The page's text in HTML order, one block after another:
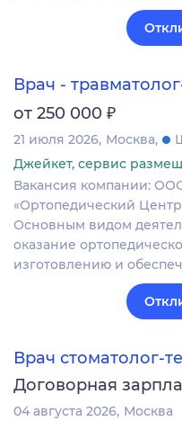
Врач -
от 250 000 ₽
21 июля 2026 Москва
Джейкет, сервис
Вакансия компании:
«Ортопедический
Основным видом
оказание
изготовлению и
Врач стоматолог-
Договорная
04 августа 2026 Москва